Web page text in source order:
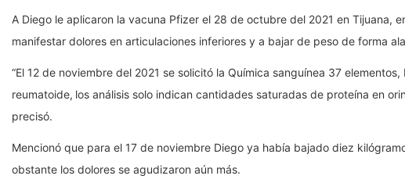
A Diego le aplicaron la vacuna Pfizer el 28 de octubre del 2021 en Tijuana,
manifestar dolores en articulaciones inferiores y a bajar de peso de forma
“El 12 de noviembre del 2021 se solicitó la Química sanguínea 37
reumatoide, los análisis solo indican cantidades saturadas de proteína en
precisó.
Mencionó que para el 17 de noviembre Diego ya había bajado diez
obstante los dolores se agudizaron aún más.